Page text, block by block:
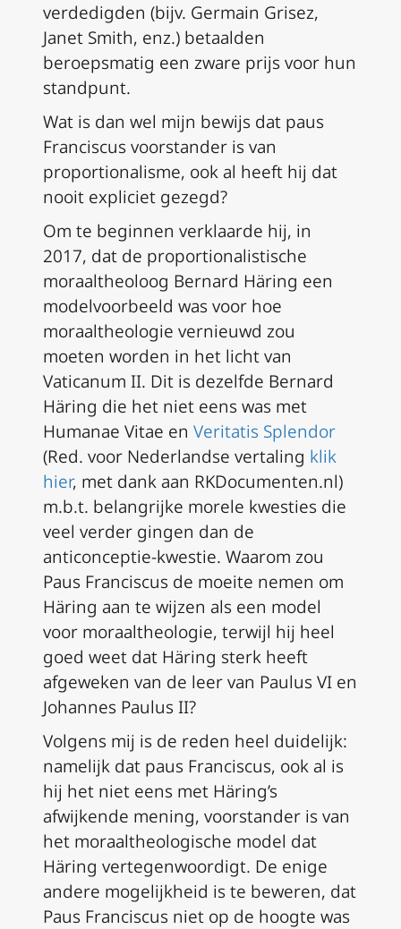
verdedigden (bijv. Germain Grisez,
Janet Smith, enz.) betaalden
beroepsmatig een zware prijs voor hun
standpunt.
Wat is dan wel mijn bewijs dat paus
Franciscus voorstander is van
proportionalisme, ook al heeft hij dat
nooit expliciet gezegd?
Om te beginnen verklaarde hij, in
2017, dat de proportionalistische
moraaltheoloog Bernard Häring een
modelvoorbeeld was voor hoe
moraaltheologie vernieuwd zou
moeten worden in het licht van
Vaticanum II. Dit is dezelfde Bernard
Häring die het niet eens was met
Humanae Vitae en Veritatis Splendor
(Red. voor Nederlandse vertaling klik
hier, met dank aan RKDocumenten.nl)
m.b.t. belangrijke morele kwesties die
veel verder gingen dan de
anticonceptie-kwestie. Waarom zou
Paus Franciscus de moeite nemen om
Häring aan te wijzen als een model
voor moraaltheologie, terwijl hij heel
goed weet dat Häring sterk heeft
afgeweken van de leer van Paulus VI en
Johannes Paulus II?
Volgens mij is de reden heel duidelijk:
namelijk dat paus Franciscus, ook al is
hij het niet eens met Häring’s
afwijkende mening, voorstander is van
het moraaltheologische model dat
Häring vertegenwoordigt. De enige
andere mogelijkheid is te beweren, dat
Paus Franciscus niet op de hoogte was